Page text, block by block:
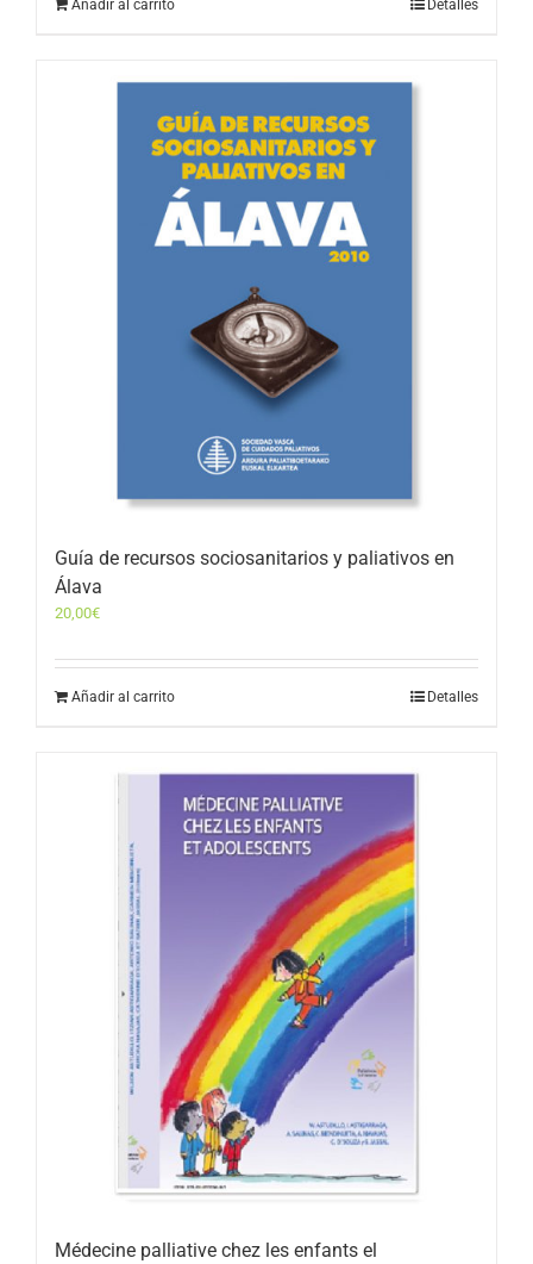
Añadir al carrito Detalles
Guía de recursos sociosanitarios y paliativos en
Álava
20,00€
Añadir al carrito Detalles
Médecine palliative chez les enfants el